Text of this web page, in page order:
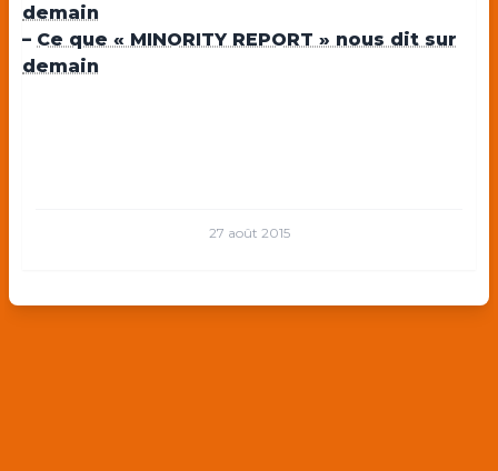
demain
– Ce que « MINORITY REPORT » nous dit sur
demain
27 août 2015